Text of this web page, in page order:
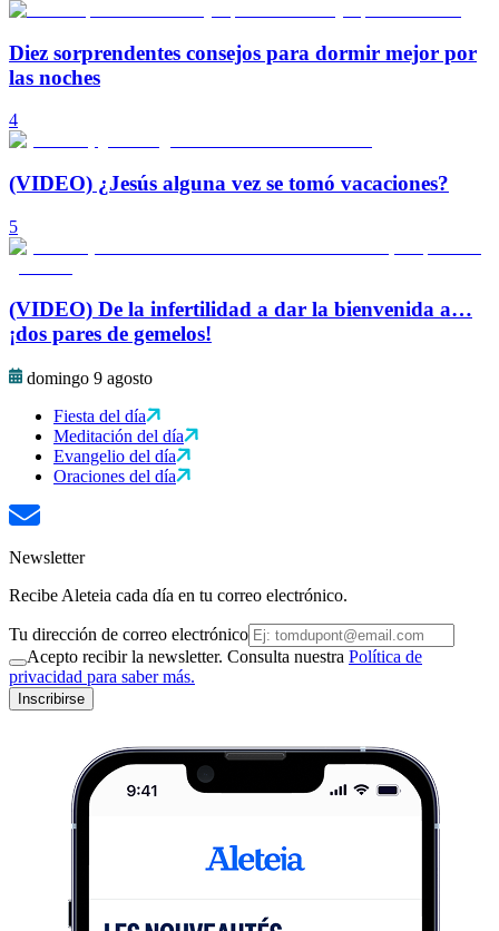
Diez sorprendentes consejos para dormir mejor por
las noches
4
(VIDEO) ¿Jesús alguna vez se tomó vacaciones?
5
(VIDEO) De la infertilidad a dar la bienvenida a…
¡dos pares de gemelos!
domingo 9 agosto
Fiesta del día
Meditación del día
Evangelio del día
Oraciones del día
Newsletter
Recibe Aleteia cada día en tu correo electrónico.
Tu dirección de correo electrónico
Acepto recibir la newsletter. Consulta nuestra Política de
privacidad para saber más.
Inscribirse